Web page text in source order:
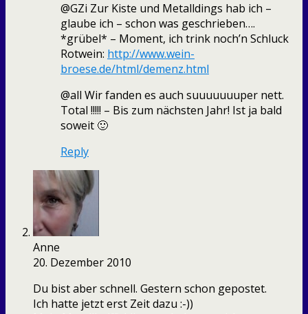
@GZi Zur Kiste und Metalldings hab ich –
glaube ich – schon was geschrieben….
*grübel* – Moment, ich trink noch’n Schluck
Rotwein: http://www.wein-
broese.de/html/demenz.html
@all Wir fanden es auch suuuuuuuper nett.
Total !!!!! – Bis zum nächsten Jahr! Ist ja bald
soweit 🙂
Reply
Anne
20. Dezember 2010
Du bist aber schnell. Gestern schon gepostet.
Ich hatte jetzt erst Zeit dazu :-))